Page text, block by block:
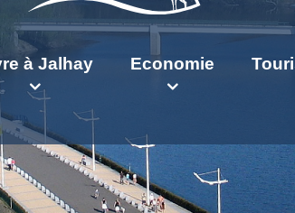
à Jalhay Economie